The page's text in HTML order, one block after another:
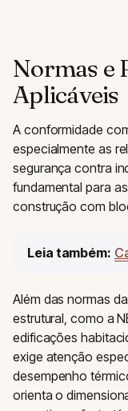
Normas e
Aplicáveis
A conformidade
especialmente as
segurança contra
fundamental para
construção com
Leia também:
Além das normas
estrutural, como a
edificações
exige atenção
desempenho
orienta o